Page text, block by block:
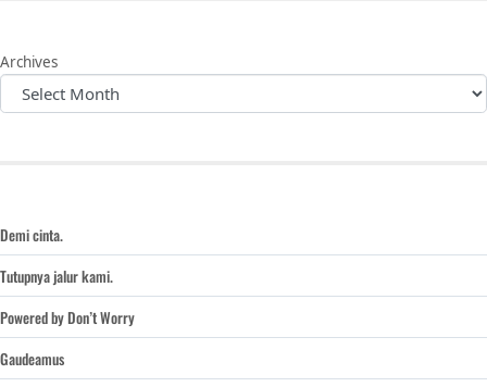
Archives
Demi cinta.
Tutupnya jalur kami.
Powered by Don’t Worry
Gaudeamus